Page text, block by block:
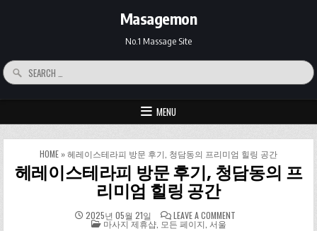
Masagemon
No.1 Massage Site
Search for:
MENU
HOME »헤레이스테라피 방문 후기, 청담동의 프리미엄 힐링 공간
헤레이스테라피 방문 후기, 청담동의 프
리미엄 힐링 공간
2025년 05월 21일 LEAVE A COMMENTON 헤레이스테라피
POSTED IN
마사지 제휴샵, 모든 페이지 서울